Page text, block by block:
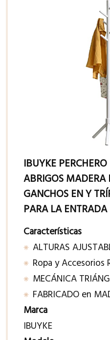
IBUYKE
ABRIGOS MADERA
GANCHOS EN Y
PARA LA ENTRADA
Características
ALTURAS
Ropa y Accesorios
MECÁNICA
FABRICADO en
Marca
IBUYKE